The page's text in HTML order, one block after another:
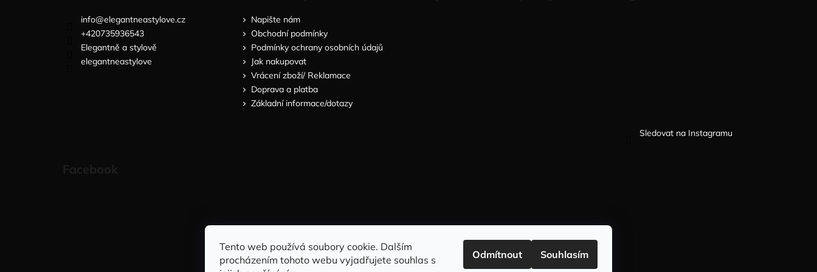
Tento web používá soubory cookie. Dalším
procházením tohoto webu vyjadřujete souhlas s
Odmítnout Souhlasím
info@elegantneastylove.cz
+420735936543
Elegantně a stylově
elegantneastylove
Napište nám
Obchodní podmínky
Podmínky ochrany osobních údajů
Jak nakupovat
Vrácení zboží/ Reklamace
Doprava a platba
Základní informace/dotazy
Sledovat na Instagramu
Sleduj nás na FACEBOOKU
INFORMACE PRO VÁS